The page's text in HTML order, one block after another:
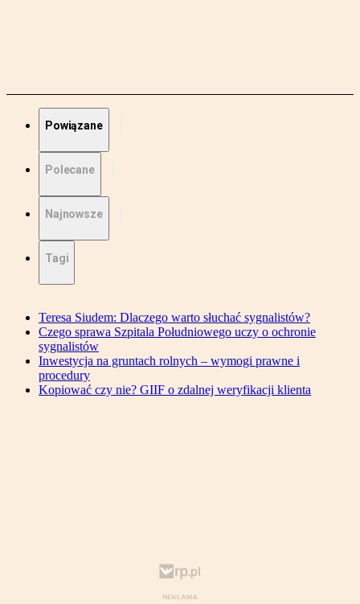
Powiązane
Polecane
Najnowsze
Tagi
Teresa Siudem: Dlaczego warto słuchać sygnalistów?
Czego sprawa Szpitala Południowego uczy o ochronie
sygnalistów
Inwestycja na gruntach rolnych – wymogi prawne i
procedury
Kopiować czy nie? GIIF o zdalnej weryfikacji klienta